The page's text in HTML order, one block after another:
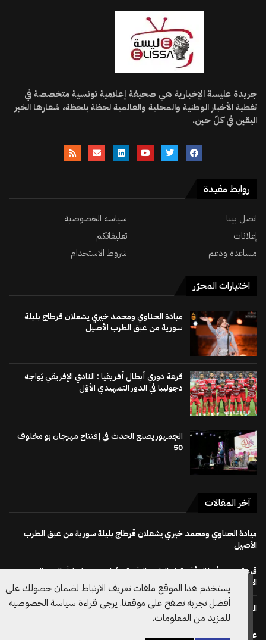
جريدة عليسة الإخبارية هي صحيفة إعلامية تونسية متخصصة في
تغطية الأخبار الوطنية والمحلية والعالمية لحظة بلحظة، شعارها الخبر
اليقين في كلّ حين.
روابط مفيدة
اتصل بينا
سياسة الخصوصية
إعلانات
تعليقاتكم
مساعدة ودعم
شروط الاستخدام
اختيارات المحرّر
ميادة الحناوي ومحمد خيري يشعلان قرطاج بليلة
سورية من عبق الطرب الأصيل
قرعة دوري أبطال أفريقيا : النادي الإفريقي يُواجه
دجوليبا في الدور التمهيدي الأوّل
الجمهور يصنع الحدث في إفتتاح مهرجان بو مخلوف
50
آخر المقالات
ميادة الحناوي ومحمد خيري يشعلان قرطاج بليلة سورية من عبق الطرب
الأصيل
قرعة دوري أبطال أفريقيا : النادي الإفريقي يُواجه دجوليبا في الدور التمهيدي
الأوّل
الجمهور يصنع الحدث في إفتتاح مهرجان بو مخلوف 50
على خطى نظيره الويلزي: الاتحاد الانقليزي لكرة القدم يسحب دعم ترشح
يستخدم هذا الموقع ملفات تعريف الارتباط لضمان حصولك على
أفضل تجربة تصفح على موقعنا. يرجى قراءة سياسة الخصوصية
للمزيد من المعلومات.